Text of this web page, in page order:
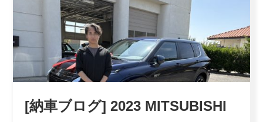
[納車ブログ] 2023 MITSUBISHI